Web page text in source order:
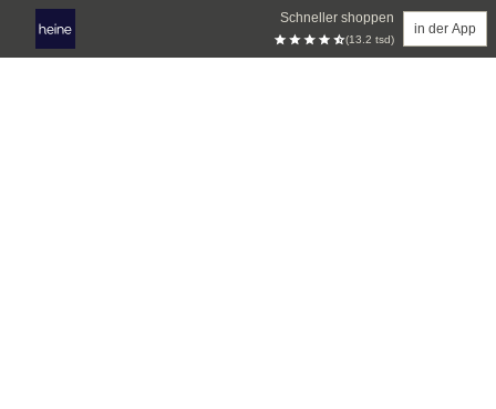
Schneller shoppen
(13.2 tsd)
in der App